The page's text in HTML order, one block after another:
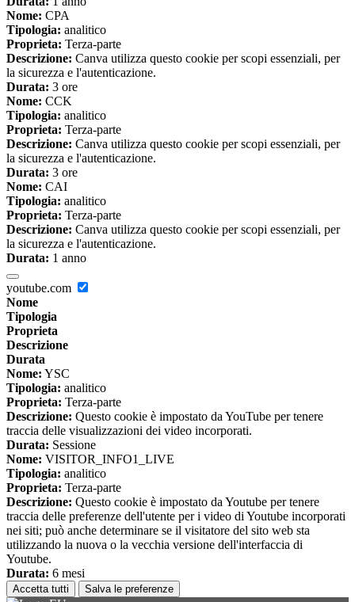
Nome: CPA
Tipologia: analitico
Proprieta: Terza-parte
Descrizione: Canva utilizza questo cookie per scopi essenziali, per
la sicurezza e l'autenticazione.
Durata: 3 ore
Nome: CCK
Tipologia: analitico
Proprieta: Terza-parte
Descrizione: Canva utilizza questo cookie per scopi essenziali, per
la sicurezza e l'autenticazione.
Durata: 3 ore
Nome: CAI
Tipologia: analitico
Proprieta: Terza-parte
Descrizione: Canva utilizza questo cookie per scopi essenziali, per
la sicurezza e l'autenticazione.
Durata: 1 anno
youtube.com
Nome
Tipologia
Proprieta
Descrizione
Durata
Nome: YSC
Tipologia: analitico
Proprieta: Terza-parte
Descrizione: Questo cookie è impostato da YouTube per tenere
traccia delle visualizzazioni dei video incorporati.
Durata: Sessione
Nome: VISITOR_INFO1_LIVE
Tipologia: analitico
Proprieta: Terza-parte
Descrizione: Questo cookie è impostato da Youtube per tenere
traccia delle preferenze dell'utente per i video di Youtube incorporati
nei siti; può anche determinare se il visitatore del sito web sta
utilizzando la nuova o la vecchia versione dell'interfaccia di
Youtube.
Durata: 6 mesi
Accetta tutti Salva le preferenze